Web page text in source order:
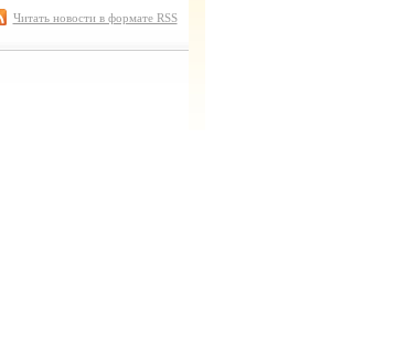
Читать новости в формате RSS